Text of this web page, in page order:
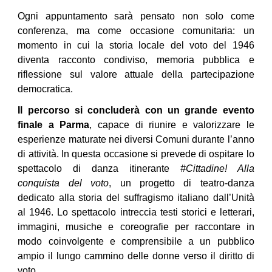
Ogni appuntamento sarà pensato non solo come
conferenza, ma come occasione comunitaria: un
momento in cui la storia locale del voto del 1946
diventa racconto condiviso, memoria pubblica e
riflessione sul valore attuale della partecipazione
democratica.
Il percorso si concluderà con un grande evento
finale a Parma, capace di riunire e valorizzare le
esperienze maturate nei diversi Comuni durante l’anno
di attività. In questa occasione si prevede di ospitare lo
spettacolo di danza itinerante #Cittadine! Alla
conquista del voto, un progetto di teatro-danza
dedicato alla storia del suffragismo italiano dall’Unità
al 1946. Lo spettacolo intreccia testi storici e letterari,
immagini, musiche e coreografie per raccontare in
modo coinvolgente e comprensibile a un pubblico
ampio il lungo cammino delle donne verso il diritto di